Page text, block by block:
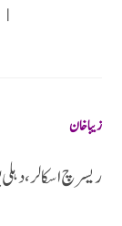
زیبا خان
ریسرچ اسکالر ،